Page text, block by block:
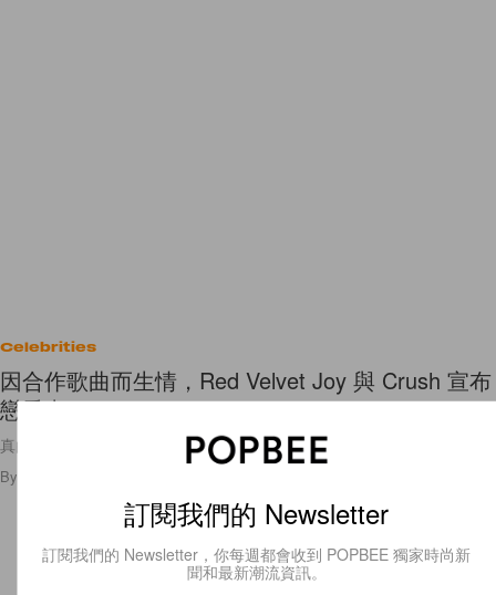
Celebrities
因合作歌曲而生情，Red Velvet Joy 與 Crush 宣布
戀愛中！
真的太甜蜜了！
By
訂閱我們的 Newsletter
訂閱我們的 Newsletter，你每週都會收到 POPBEE 獨家時尚新
聞和最新潮流資訊。